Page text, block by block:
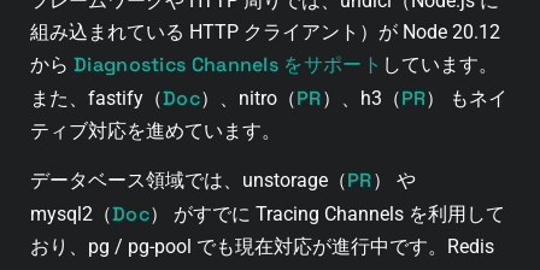
組み込まれている HTTP クライアント）が Node 20.12
から Diagnostics Channels をサポート しています。
また、fastify（Doc）、nitro（PR）、h3（PR） もネイ
ティブ対応を進めています。
データベース領域では、unstorage（PR） や
mysql2（Doc） がすでに Tracing Channels を利用して
おり、pg / pg-pool でも現在対応が進行中です。Redis